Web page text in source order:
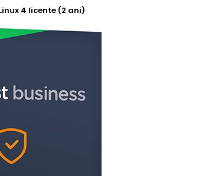
4 licente (2 ani)